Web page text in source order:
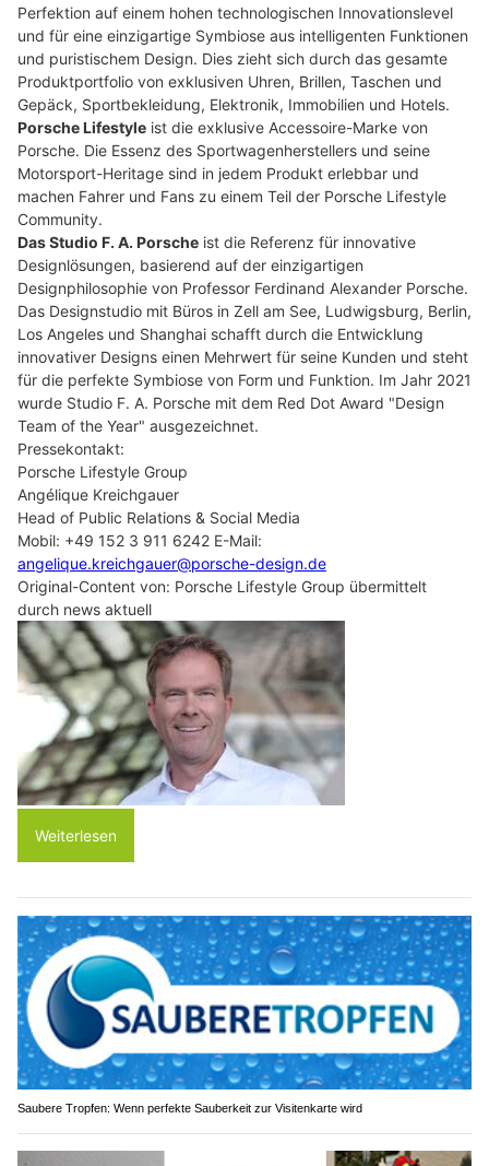
Perfektion auf einem hohen technologischen Innovationslevel
und für eine einzigartige Symbiose aus intelligenten Funktionen
und puristischem Design. Dies zieht sich durch das gesamte
Produktportfolio von exklusiven Uhren, Brillen, Taschen und
Gepäck, Sportbekleidung, Elektronik, Immobilien und Hotels.
Porsche Lifestyle ist die exklusive Accessoire-Marke von
Porsche. Die Essenz des Sportwagenherstellers und seine
Motorsport-Heritage sind in jedem Produkt erlebbar und
machen Fahrer und Fans zu einem Teil der Porsche Lifestyle
Community.
Das Studio F. A. Porsche ist die Referenz für innovative
Designlösungen, basierend auf der einzigartigen
Designphilosophie von Professor Ferdinand Alexander Porsche.
Das Designstudio mit Büros in Zell am See, Ludwigsburg, Berlin,
Los Angeles und Shanghai schafft durch die Entwicklung
innovativer Designs einen Mehrwert für seine Kunden und steht
für die perfekte Symbiose von Form und Funktion. Im Jahr 2021
wurde Studio F. A. Porsche mit dem Red Dot Award "Design
Team of the Year" ausgezeichnet.
Pressekontakt:
Porsche Lifestyle Group
Angélique Kreichgauer
Head of Public Relations & Social Media
Mobil: +49 152 3 911 6242 E-Mail:
angelique.kreichgauer@porsche-design.de
Original-Content von: Porsche Lifestyle Group übermittelt
durch news aktuell
Weiterlesen
Saubere Tropfen: Wenn perfekte Sauberkeit zur Visitenkarte wird